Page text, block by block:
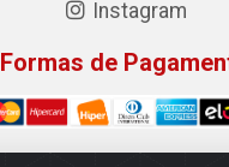
Instagram
Formas de